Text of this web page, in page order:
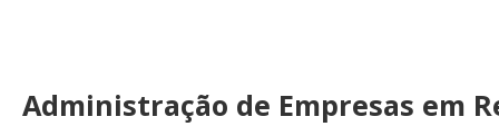
Administração de Empresas em